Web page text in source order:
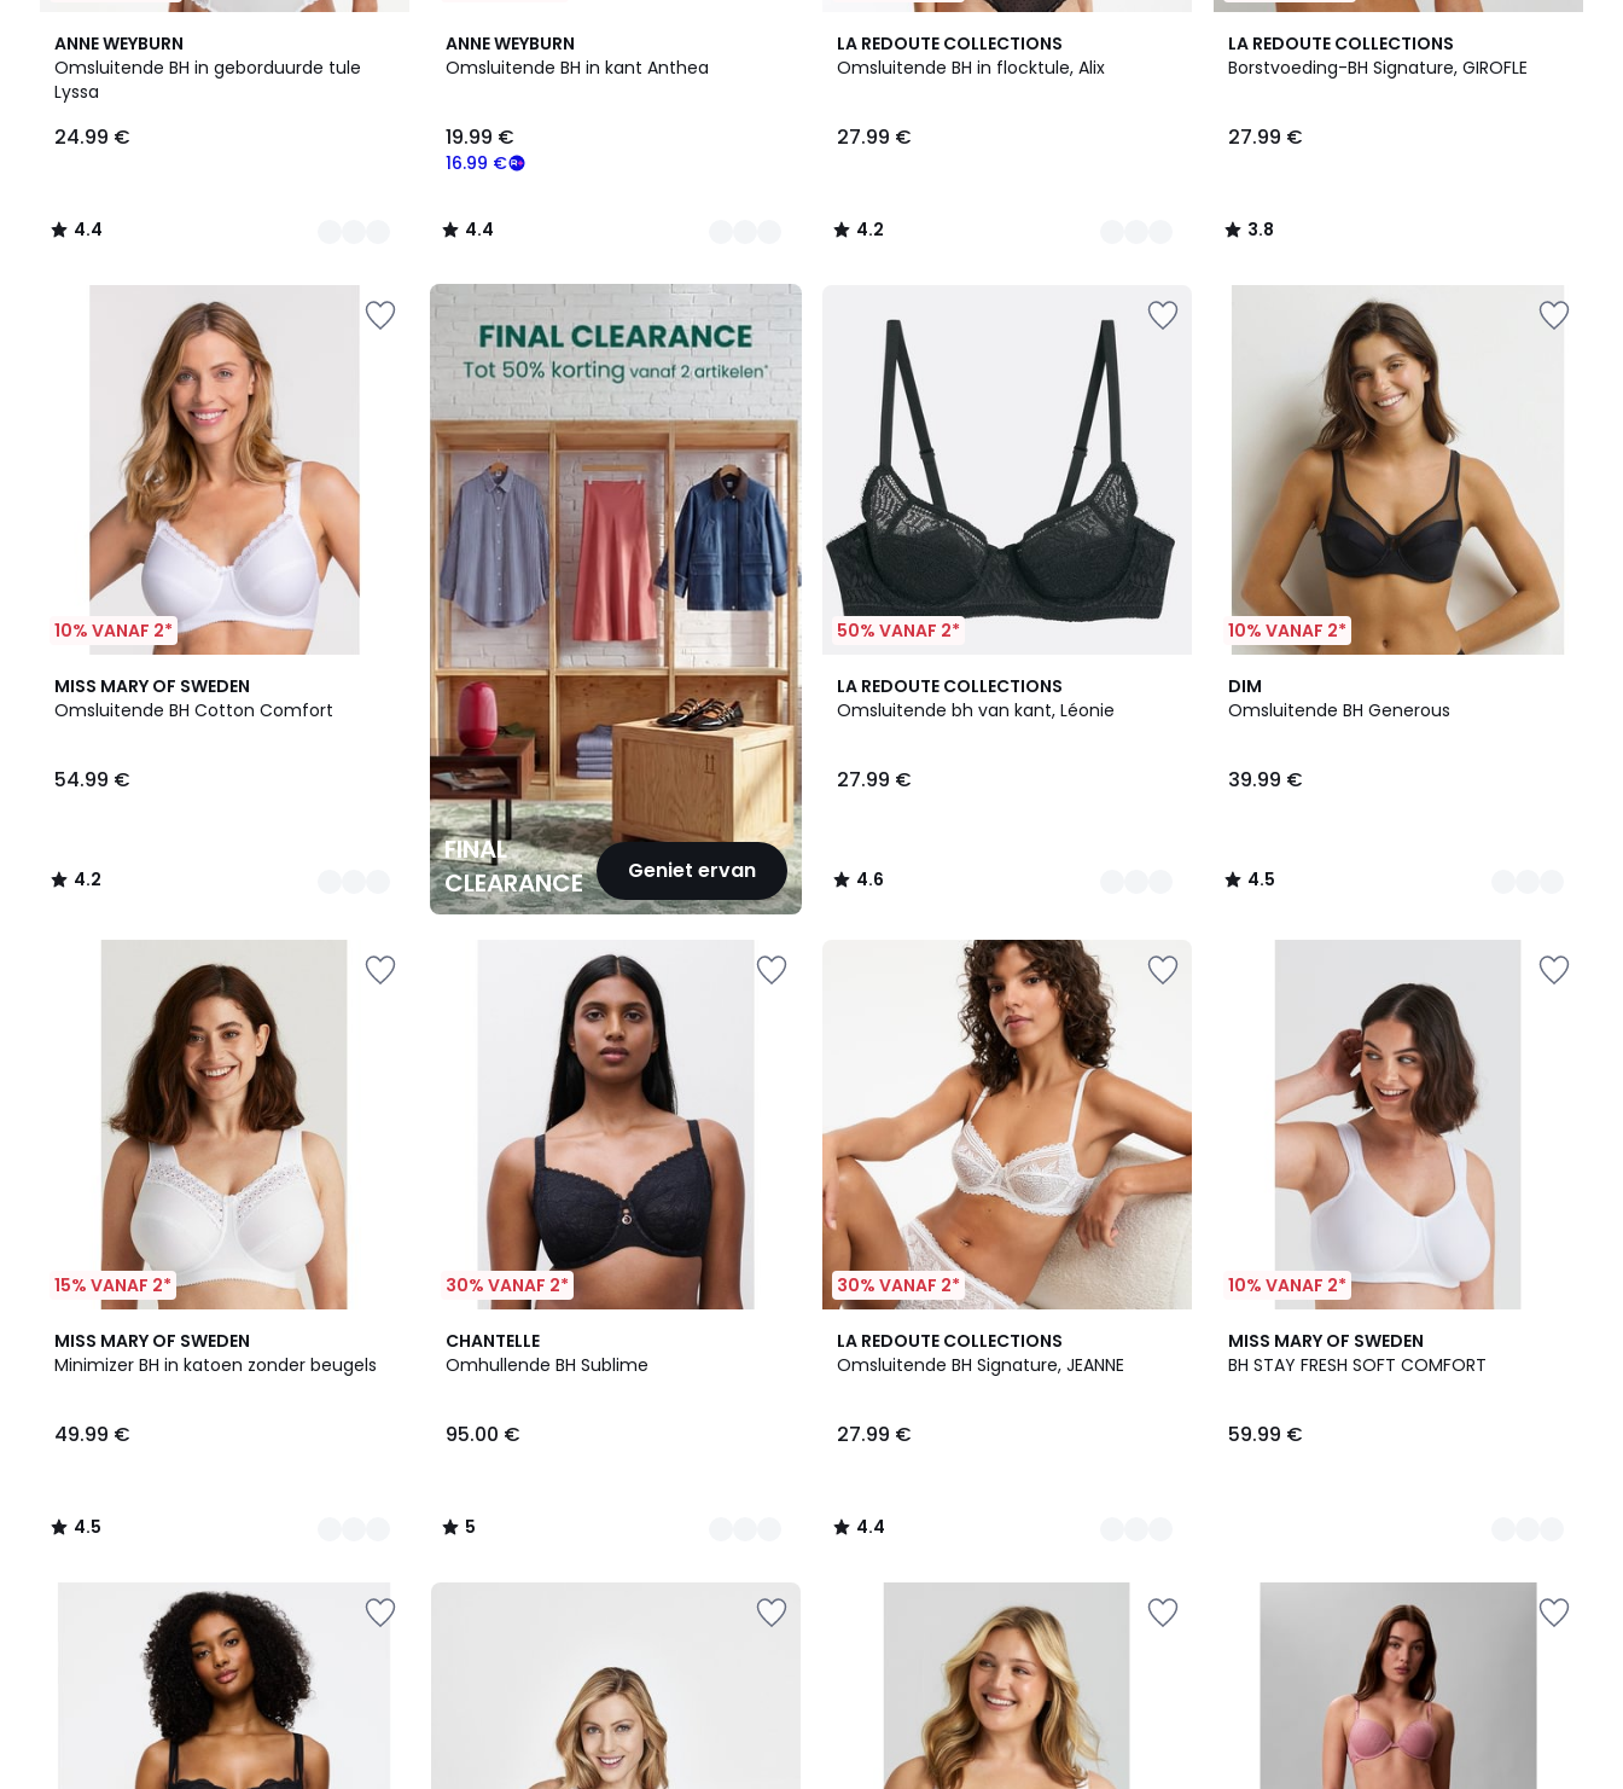
ANNE WEYBURN
Omsluitende BH in geborduurde tule
Lyssa
€.
24.99 €
4.4
/ 5
5
Kleuren
4.4
/
ANNE WEYBURN
Omsluitende BH in kant Anthea
16.99 €
19.99 €
4.4
/ 5
4
Kleuren
4.4
/
LA REDOUTE COLLECTIONS
Omsluitende BH in flocktule, Alix
27.99 €
4.2
/ 5
4
Kleuren
4.2
/
LA REDOUTE COLLECTIONS
Borstvoeding-BH Signature, GIROFLE
27.99 €
3.8
/ 5
3.8
/
10% VANAF 2*
MISS MARY OF SWEDEN
Omsluitende BH Cotton Comfort
54.99 €
4.2
/ 5
2
Kleuren
4.2
/
FINAL
CLEARANCE
Geniet ervan
FINAL
CLEARANCE
50% VANAF 2*
LA REDOUTE COLLECTIONS
Omsluitende bh van kant, Léonie
27.99 €
4.6
/ 5
2
Kleuren
4.6
/
10% VANAF 2*
DIM
Omsluitende BH Generous
39.99 €
4.5
/ 5
7
Kleuren
4.5
/
15% VANAF 2*
MISS MARY OF SWEDEN
Minimizer BH in katoen zonder beugels
49.99 €
4.5
/ 5
6
Kleuren
4.5
/
30% VANAF 2*
CHANTELLE
Omhullende BH Sublime
95.00 €
5
/
2
Kleuren
5
/
30% VANAF 2*
LA REDOUTE COLLECTIONS
Omsluitende BH Signature, JEANNE
27.99 €
4.4
/ 5
5
Kleuren
4.4
/
10% VANAF 2*
MISS MARY OF SWEDEN
BH STAY FRESH SOFT COMFORT
59.99 €
3
Kleuren